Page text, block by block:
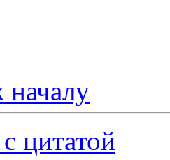
началу
цитатой